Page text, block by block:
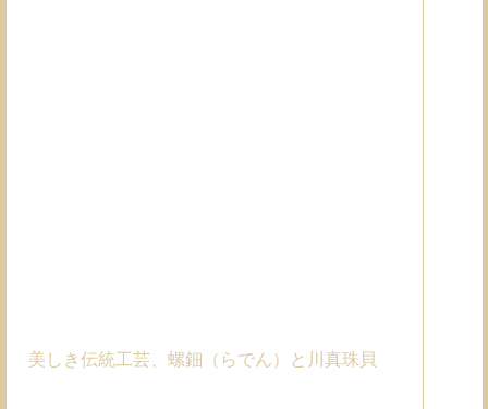
美しき伝統工芸、螺鈿（らでん）と川真珠貝